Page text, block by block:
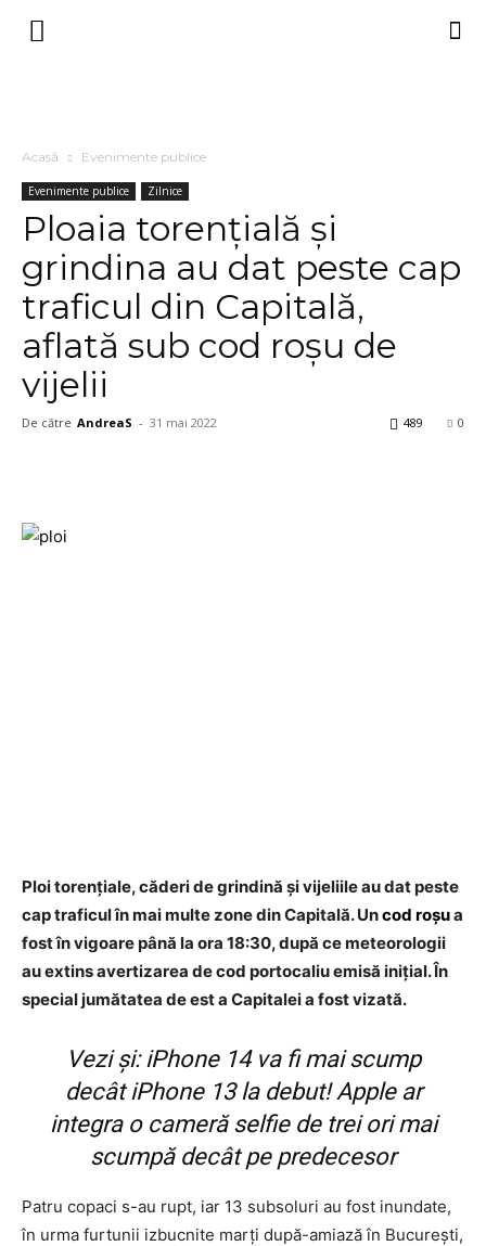
Acasă Evenimente publice
Evenimente publice Zilnice
Ploaia torențială și
grindina au dat peste cap
traficul din Capitală,
aflată sub cod roșu de
vijelii
De către AndreaS - 31 mai 2022 0
489
Ploi torențiale, căderi de grindină și vijeliile au dat peste
cap traficul în mai multe zone din Capitală. Uncod roșua
fost în vigoare până la ora 18:30, după ce meteorologii
au extins avertizarea de cod portocaliu emisă inițial. În
special jumătatea de est a Capitalei a fost vizată.
Vezi și:iPhone 14 va fi mai scump
decât iPhone 13 la debut! Apple ar
integra o cameră selfie de trei ori mai
scumpă decât pe predecesor
Patru copaci s-au rupt, iar 13 subsoluri au fost inundate,
în urma furtunii izbucnite marţi după-amiază în Bucureşti,